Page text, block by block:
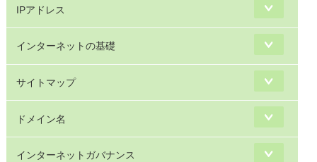
IPアドレス
インターネットの基礎
サイトマップ
ドメイン名
インターネットガバナンス